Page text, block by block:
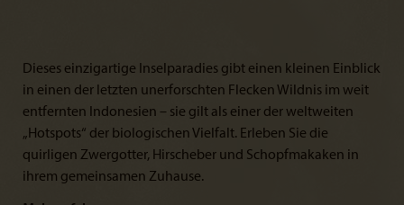
Dieses einzigartige Inselparadies gibt einen kleinen Einblick
in einen der letzten unerforschten Flecken Wildnis im weit
entfernten Indonesien – sie gilt als einer der weltweiten
„Hotspots“ der biologischen Vielfalt. Erleben Sie die
quirligen Zwergotter, Hirscheber und Schopfmakaken in
ihrem gemeinsamen Zuhause.